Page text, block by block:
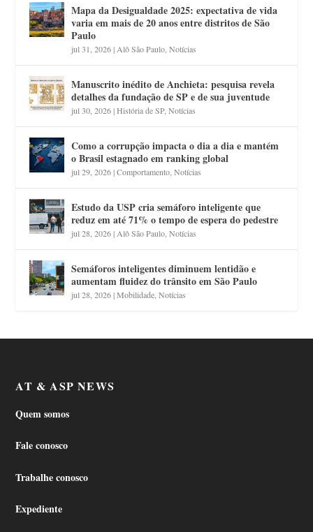
Mapa da Desigualdade 2025: expectativa de vida
varia em mais de 20 anos entre distritos de São
Paulo
jul 31, 2026| Alô São Paulo ,Notícias
Manuscrito inédito de Anchieta: pesquisa revela
detalhes da fundação de SP e de sua juventude
jul 30, 2026|História de SP,Notícias
Como a corrupção impacta o dia a dia e mantém
o Brasil estagnado em ranking global
jul 29, 2026|Comportamento ,Notícias
Estudo da USP cria semáforo inteligente que
reduz em até 71% o tempo de espera do pedestre
jul 28, 2026| Alô São Paulo ,Notícias
Semáforos inteligentes diminuem lentidão e
aumentam fluidez do trânsito em São Paulo
jul 28, 2026|Mobilidade ,Notícias
AT & ASP NEWS
Quem somos
Fale conosco
Trabalhe conosco
Expediente